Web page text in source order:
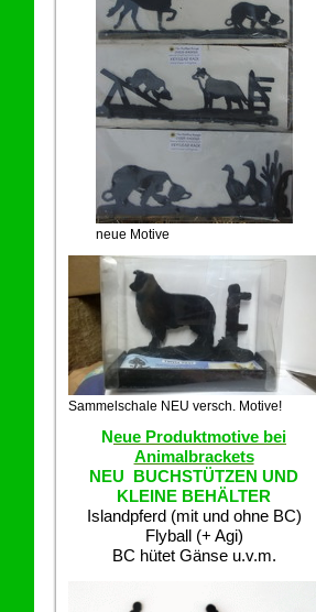
neue Motive
Sammelschale NEU versch. Motive!
Neue Produktmotive bei
Animalbrackets
NEU BUCHSTÜTZEN UND
KLEINE BEHÄLTER
Islandpferd (mit und ohne BC)
Flyball (+ Agi)
BC hütet Gänse u.v.m.